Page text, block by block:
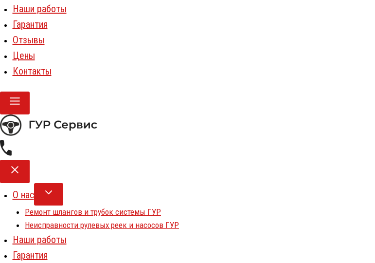
Наши работы
Гарантия
Отзывы
Цены
Контакты
О нас
Ремонт шлангов и трубок системы ГУР
Неисправности рулевых реек и насосов ГУР
Наши работы
Гарантия